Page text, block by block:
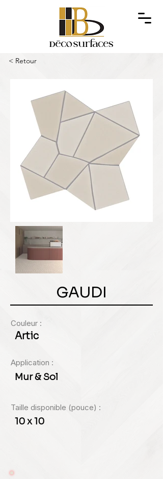
< Retour
GAUDI
Couleur :
Artic
Application :
Mur & Sol
Taille disponible (pouce) :
10 x 10